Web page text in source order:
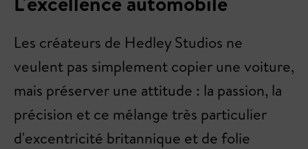
Les créateurs de Hedley Studios ne
veulent pas simplement copier une voiture,
mais préserver une attitude : la passion, la
précision et ce mélange très particulier
d'excentricité britannique et de folie